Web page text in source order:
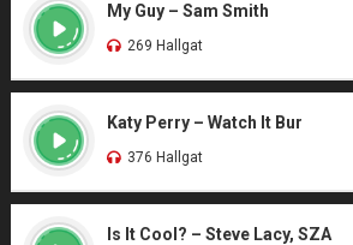
My Guy – Sam Smith
269 Hallgat
Katy Perry – Watch It Bur
376 Hallgat
Is It Cool? – Steve Lacy, SZA